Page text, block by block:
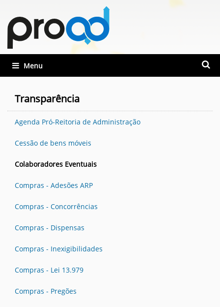
Busca
Toggle navigation
Transparência
Agenda Pró-Reitoria de Administração
Cessão de bens móveis
Colaboradores Eventuais
Compras - Adesões ARP
Compras - Concorrências
Compras - Dispensas
Compras - Inexigibilidades
Compras - Lei 13.979
Compras - Pregões